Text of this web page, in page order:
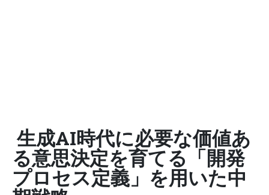
生成AI時代に必要な価値あ
る意思決定を育てる「開発
プロセス定義」を用いた中